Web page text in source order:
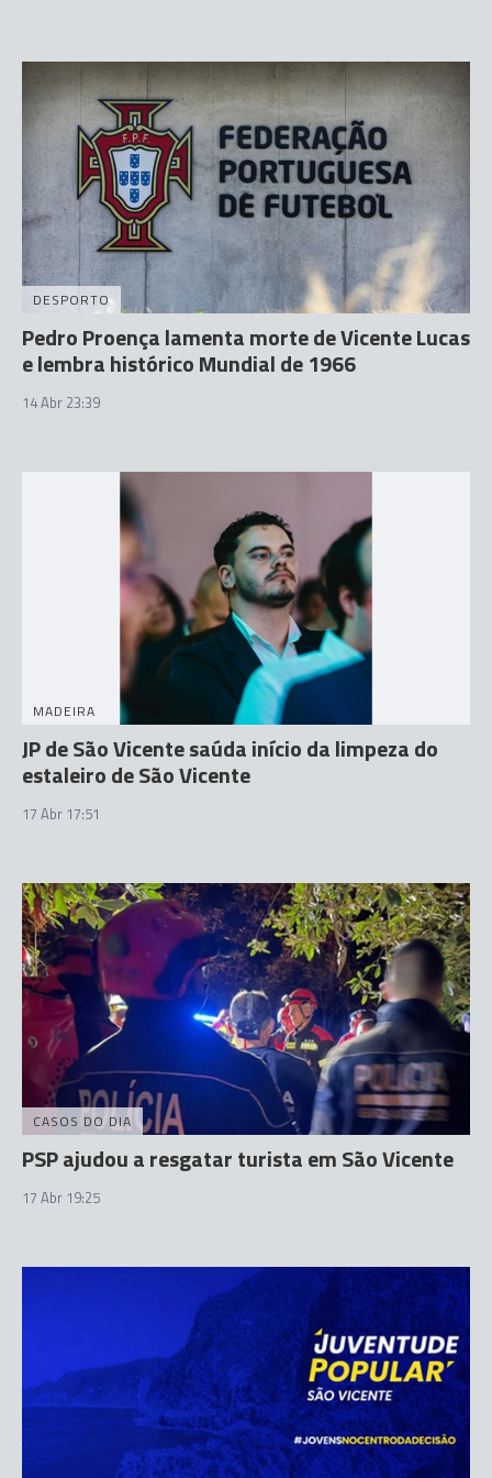
DESPORTO
Pedro Proença lamenta morte de Vicente Lucas
e lembra histórico Mundial de 1966
14 Abr 23:39
MADEIRA
JP de São Vicente saúda início da limpeza do
estaleiro de São Vicente
17 Abr 17:51
CASOS DO DIA
PSP ajudou a resgatar turista em São Vicente
17 Abr 19:25